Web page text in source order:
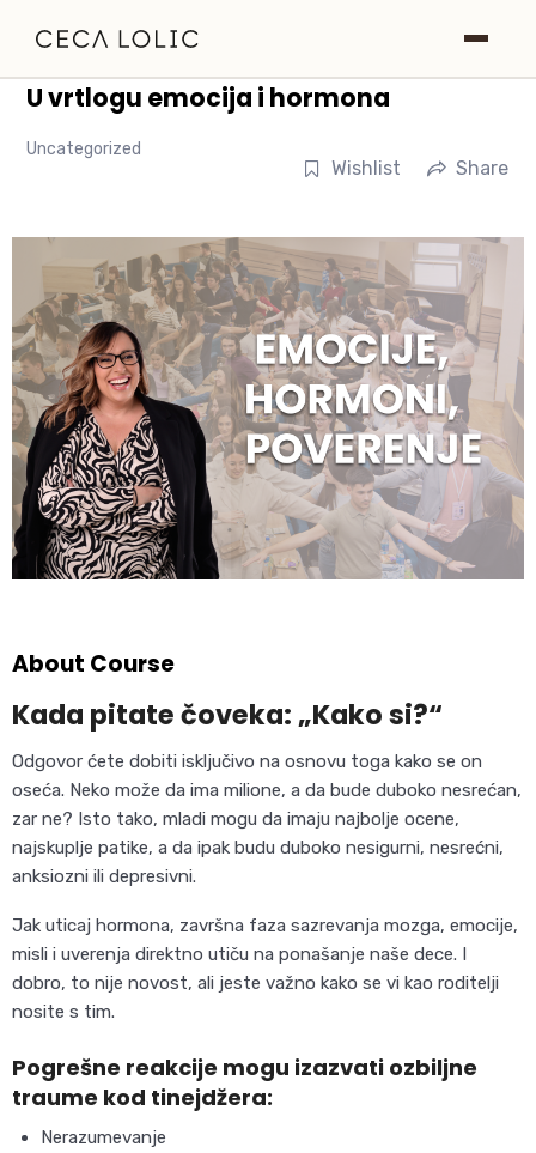
Roditeljstvo
O meni
Blog
U vrtlogu emocija i hormona
Uncategorized
Wishlist Share
About Course
Kada pitate čoveka: „Kako si?“
Odgovor ćete dobiti isključivo na osnovu toga kako se on
oseća. Neko može da ima milione, a da bude duboko nesrećan,
zar ne? Isto tako, mladi mogu da imaju najbolje ocene,
najskuplje patike, a da ipak budu duboko nesigurni, nesrećni,
anksiozni ili depresivni.
Jak uticaj hormona, završna faza sazrevanja mozga, emocije,
misli i uverenja direktno utiču na ponašanje naše dece. I
dobro, to nije novost, ali jeste važno kako se vi kao roditelji
nosite s tim.
Pogrešne reakcije mogu izazvati ozbiljne
traume kod tinejdžera:
Nerazumevanje